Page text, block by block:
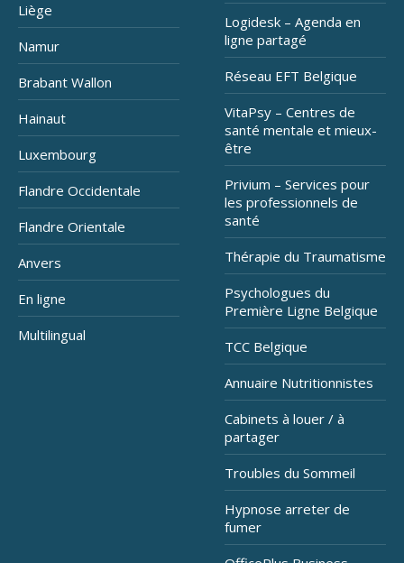
Liège
Namur
Brabant Wallon
Hainaut
Luxembourg
Flandre Occidentale
Flandre Orientale
Anvers
En ligne
Multilingual
Logidesk – Agenda en
ligne partagé
Réseau EFT Belgique
VitaPsy – Centres de
santé mentale et mieux-
être
Privium – Services pour
les professionnels de
santé
Thérapie du Traumatisme
Psychologues du
Première Ligne Belgique
TCC Belgique
Annuaire Nutritionnistes
Cabinets à louer / à
partager
Troubles du Sommeil
Hypnose arreter de
fumer